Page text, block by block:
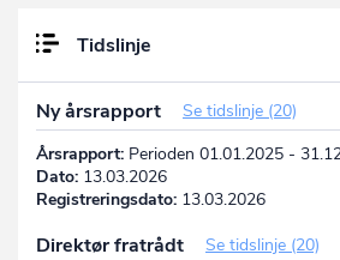
Tidslinje
Ny årsrapport
Se tidslinje (20)
Årsrapport: Perioden 01.01.2025 -
Dato: 13.03.2026
Registreringsdato: 13.03.2026
Direktør fratrådt
Se tidslinje (20)